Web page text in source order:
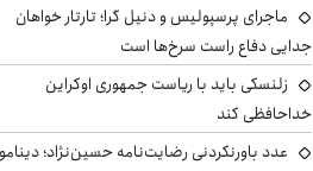
ماجرای پرسپولیس و دنیل گرا؛ تارتار خواهان
جدایی دفاع راست سرخ‌ها است
زلنسکی باید با ریاست جمهوری اوکراین
خداحافظی کند
عدد باورنکردنی رضایت‌نامه حسین‌نژاد؛ دینامو